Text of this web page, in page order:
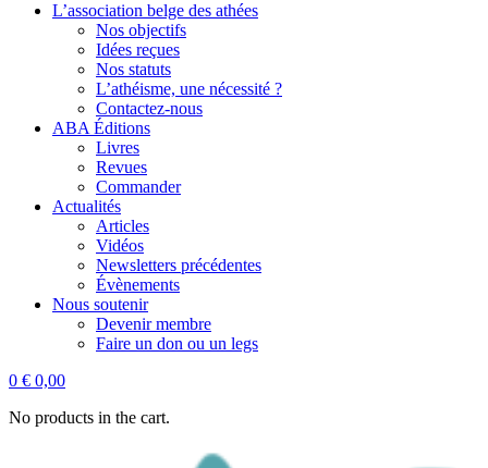
L’association belge des athées
Nos objectifs
Idées reçues
Nos statuts
L’athéisme, une nécessité ?
Contactez-nous
ABA Éditions
Livres
Revues
Commander
Actualités
Articles
Vidéos
Newsletters précédentes
Évènements
Nous soutenir
Devenir membre
Faire un don ou un legs
0 € 0,00
No products in the cart.